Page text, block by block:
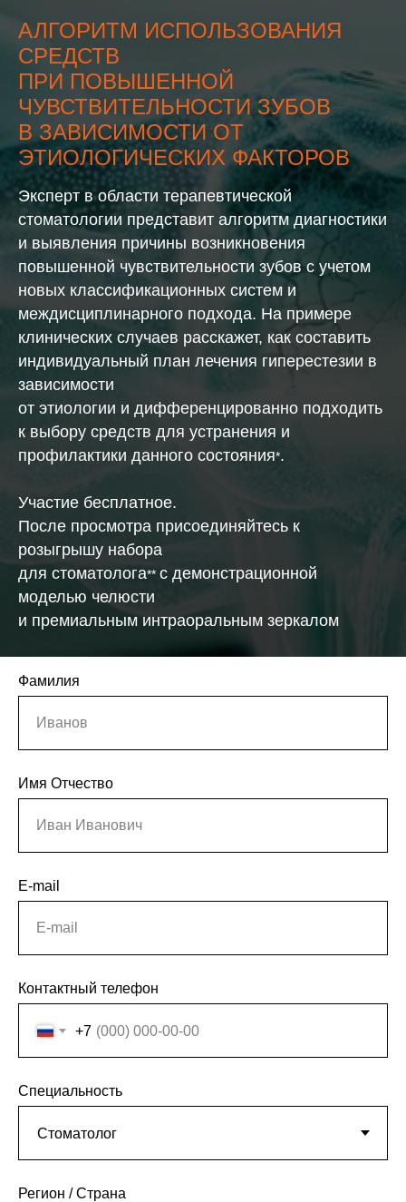
АЛГОРИТМ ИСПОЛЬЗОВАНИЯ
СРЕДСТВ
ПРИ ПОВЫШЕННОЙ
ЧУВСТВИТЕЛЬНОСТИ ЗУБОВ
В ЗАВИСИМОСТИ ОТ
ЭТИОЛОГИЧЕСКИХ ФАКТОРОВ
Эксперт в области терапевтической
стоматологии представит алгоритм диагностики
и выявления причины возникновения
повышенной чувствительности зубов с учетом
новых классификационных систем и
междисциплинарного подхода. На примере
клинических случаев расскажет, как составить
индивидуальный план лечения гиперестезии в
зависимости
от этиологии и дифференцированно подходить
к выбору средств для устранения и
профилактики данного состояния*.
Участие бесплатное.
После просмотра присоединяйтесь к
розыгрышу набора
для стоматолога** с демонстрационной
моделью челюсти
и премиальным интраоральным зеркалом
Регистрация на вебинар
Вебинар от 2 сентября 2025г доступен в
записи
Государственного Медицинского
Университета им. Сеченова
Фамилия
Иванов
Имя Отчество
Иван Иванович
E-mail
E-mail
Контактный телефон
+7
Специальность
Регион / Страна